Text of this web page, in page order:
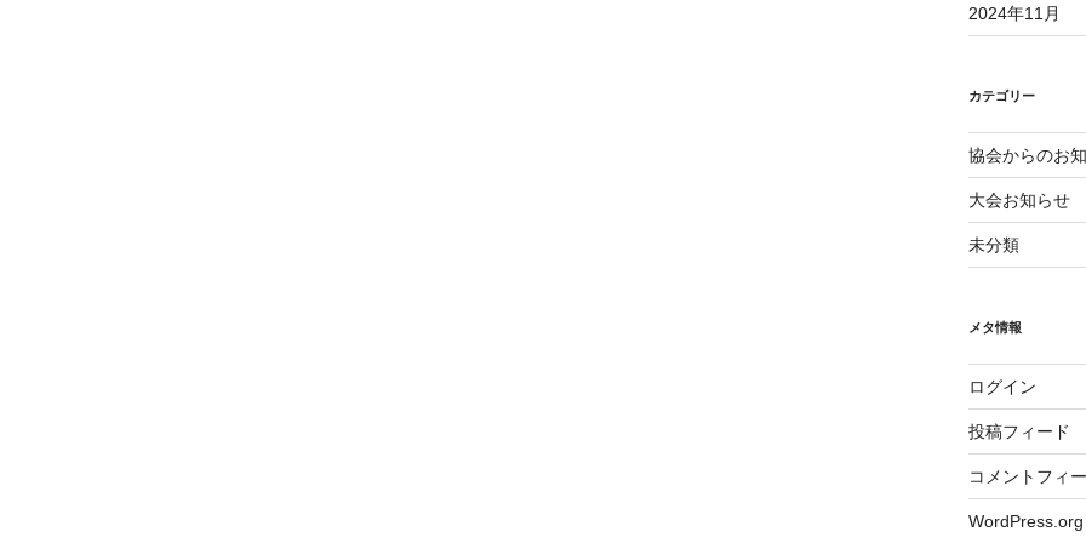
2024年11月
カテゴリー
協会からのお
大会お知らせ
未分類
メタ情報
ログイン
投稿フィード
コメントフィ
WordPress.org